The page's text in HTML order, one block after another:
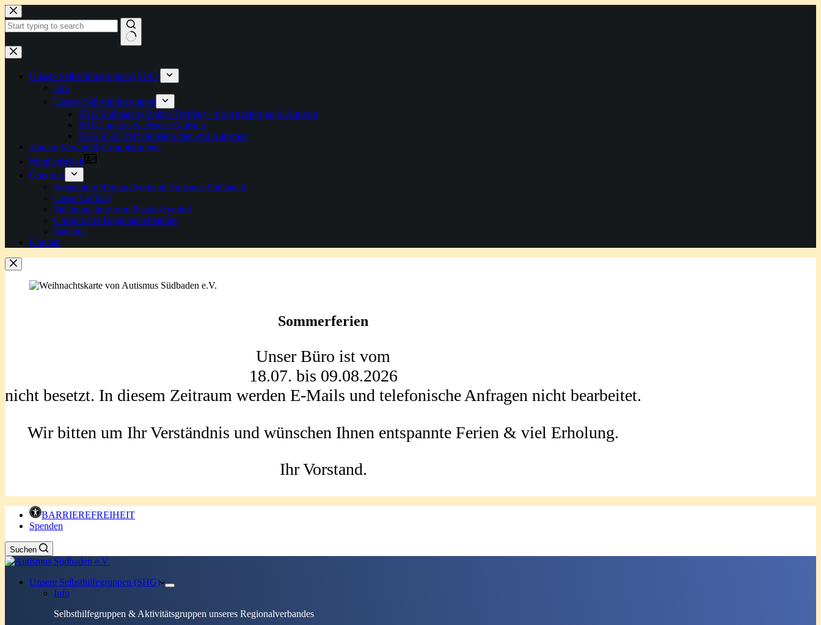
Zum
Inhalt
springen
Keine
Ergebnisse
Unsere Selbsthilfegruppen (SHG)
Info
Unsere Selbsthilfegruppen
SHG Südbaden (Online-Treffen) – für Angehörige & Autisten
SHG Junge erwachsene Autisten
SHG Ü30 Treff für Menschen mit Autismus
Andere Vereine & Gruppierungen
Mitgliedschaft
Über uns
Vorstellung Regionalverband Autismus Südbaden
Unser Leitbild
Stellungnahme zum Puzzle-Symbol
Chronik des Regionalverbandes
Satzung
Kontakt
Sommerferien
Unser Büro ist vom
18.07. bis 09.08.2026
nicht besetzt. In diesem Zeitraum werden E-Mails und telefonische Anfragen nicht bearbeitet.
Wir bitten um Ihr Verständnis und wünschen Ihnen entspannte Ferien & viel Erholung.
Ihr Vorstand.
BARRIEREFREIHEIT
Spenden
Suchen
Unsere Selbsthilfegruppen (SHG)
Info
Selbsthilfegruppen & Aktivitätsgruppen unseres Regionalverbandes